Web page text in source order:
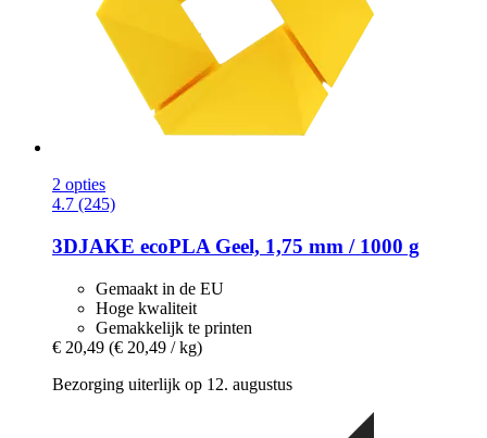
2 opties
4.7 (245)
3DJAKE ecoPLA Geel, 1,75 mm / 1000 g
Gemaakt in de EU
Hoge kwaliteit
Gemakkelijk te printen
€ 20,49 (€ 20,49 / kg)
Bezorging uiterlijk op 12. augustus